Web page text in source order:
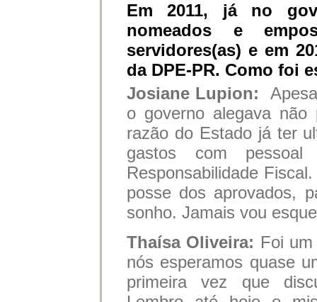
Em 2011, já no
nomeados e
servidores(as) e em
da DPE-PR. Como foi
Josiane Lupion:
o governo alegava não
razão do Estado já ter
gastos com
Responsabilidade
posse dos aprovados,
sonho. Jamais vou
Thaísa Oliveira: Foi
nós esperamos quase
primeira vez que